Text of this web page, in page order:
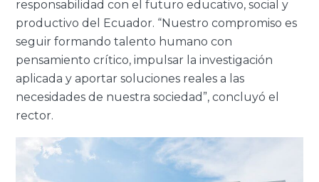
responsabilidad con el futuro educativo, social y
productivo del Ecuador. “Nuestro compromiso es
seguir formando talento humano con
pensamiento crítico, impulsar la investigación
aplicada y aportar soluciones reales a las
necesidades de nuestra sociedad”, concluyó el
rector.